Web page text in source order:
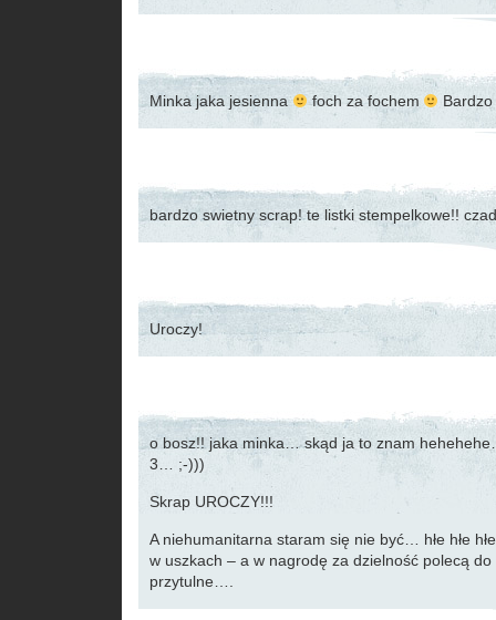
Minka jaka jesienna foch za fochem
bardzo swietny scrap! te listki stempelkowe!!
Uroczy!
o bosz!! jaka minka… skąd ja to znam
3… ;-)))
Skrap UROCZY!!!
A niehumanitarna staram się nie być… hłe hłe
w uszkach – a w nagrodę za dzielność polecą do
przytulne….